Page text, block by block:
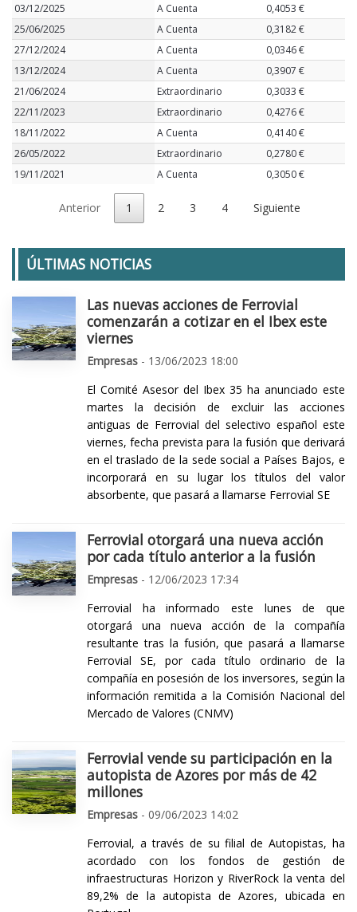
03/12/2025
A Cuenta
0,4053 €
25/06/2025
A Cuenta
0,3182 €
27/12/2024
A Cuenta
0,0346 €
13/12/2024
A Cuenta
0,3907 €
21/06/2024
Extraordinario
0,3033 €
22/11/2023
Extraordinario
0,4276 €
18/11/2022
A Cuenta
0,4140 €
26/05/2022
Extraordinario
0,2780 €
19/11/2021
A Cuenta 0,3050 €
Anterior 1 2 3 4 Siguiente
ÚLTIMAS NOTICIAS
Las nuevas acciones de Ferrovial
comenzarán a cotizar en el Ibex este
viernes
Empresas - 13/06/2023 18:00
El Comité Asesor del Ibex 35 ha anunciado este
martes la decisión de excluir las acciones
antiguas de Ferrovial del selectivo español este
viernes, fecha prevista para la fusión que derivará
en el traslado de la sede social a Países Bajos, e
incorporará en su lugar los títulos del valor
absorbente, que pasará a llamarse Ferrovial SE
Ferrovial otorgará una nueva acción
por cada título anterior a la fusión
Empresas - 12/06/2023 17:34
Ferrovial ha informado este lunes de que
otorgará una nueva acción de la compañía
resultante tras la fusión, que pasará a llamarse
Ferrovial SE, por cada título ordinario de la
compañía en posesión de los inversores, según la
información remitida a la Comisión Nacional del
Mercado de Valores (CNMV)
Ferrovial vende su participación en la
autopista de Azores por más de 42
millones
Empresas - 09/06/2023 14:02
Ferrovial, a través de su filial de Autopistas, ha
acordado con los fondos de gestión de
infraestructuras Horizon y RiverRock la venta del
89,2% de la autopista de Azores, ubicada en